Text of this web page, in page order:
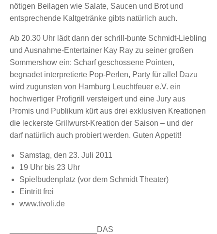
nötigen Beilagen wie Salate, Saucen und Brot und
entsprechende Kaltgetränke gibts natürlich auch.
Ab 20.30 Uhr lädt dann der schrill-bunte Schmidt-Liebling
und Ausnahme-Entertainer Kay Ray zu seiner großen
Sommershow ein: Scharf geschossene Pointen,
begnadet interpretierte Pop-Perlen, Party für alle! Dazu
wird zugunsten von Hamburg Leuchtfeuer e.V. ein
hochwertiger Profigrill versteigert und eine Jury aus
Promis und Publikum kürt aus drei exklusiven Kreationen
die leckerste Grillwurst-Kreation der Saison – und der
darf natürlich auch probiert werden. Guten Appetit!
Samstag, den 23. Juli 2011
19 Uhr bis 23 Uhr
Spielbudenplatz (vor dem Schmidt Theater)
Eintritt frei
www.tivoli.de
____________________DAS